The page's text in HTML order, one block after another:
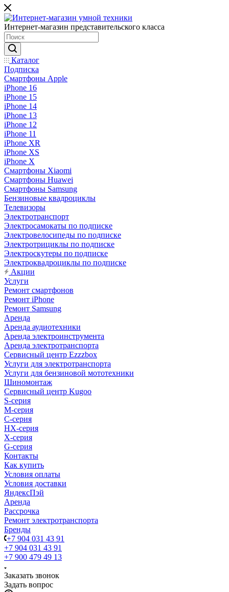
Интернет-магазин представительского класса
Каталог
Подписка
Смартфоны Apple
iPhone 16
iPhone 15
iPhone 14
iPhone 13
iPhone 12
iPhone 11
iPhone XR
iPhone XS
iPhone X
Смартфоны Xiaomi
Смартфоны Huawei
Смартфоны Samsung
Бензиновые квадроциклы
Телевизоры
Электротранспорт
Электросамокаты по подписке
Электровелосипеды по подписке
Электротрициклы по подписке
Электроскутеры по подписке
Электроквадроциклы по подписке
Акции
Услуги
Ремонт смартфонов
Ремонт iPhone
Ремонт Samsung
Аренда
Аренда аудиотехники
Аренда электроинструмента
Аренда электротранспорта
Сервисный центр Ezzzbox
Услуги для электротранспорта
Услуги для бензиновой мототехники
Шиномонтаж
Сервисный центр Kugoo
S-cерия
M-серия
С-серия
HX-серия
X-серия
G-серия
Контакты
Как купить
Условия оплаты
Условия доставки
ЯндексПэй
Аренда
Рассрочка
Ремонт электротранспорта
Бренды
+7 904 031 43 91
+7 904 031 43 91
+7 900 479 49 13
Заказать звонок
Задать вопрос